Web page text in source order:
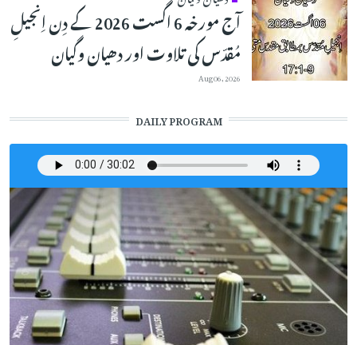
آج مورخہ 6 اگست 2026 کے دِن اِنجیلِ
مُقدّس کی تلاوت اور دھیان وگیان
Aug 06, 2026
DAILY PROGRAM